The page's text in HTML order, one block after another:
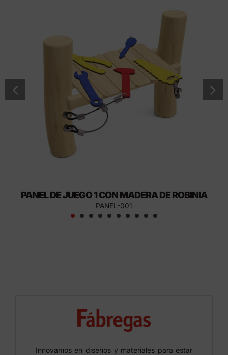
PANEL DE JUEGO 1 CON MADERA DE ROBINIA
PANEL-001
Innovamos en diseños y materiales para estar